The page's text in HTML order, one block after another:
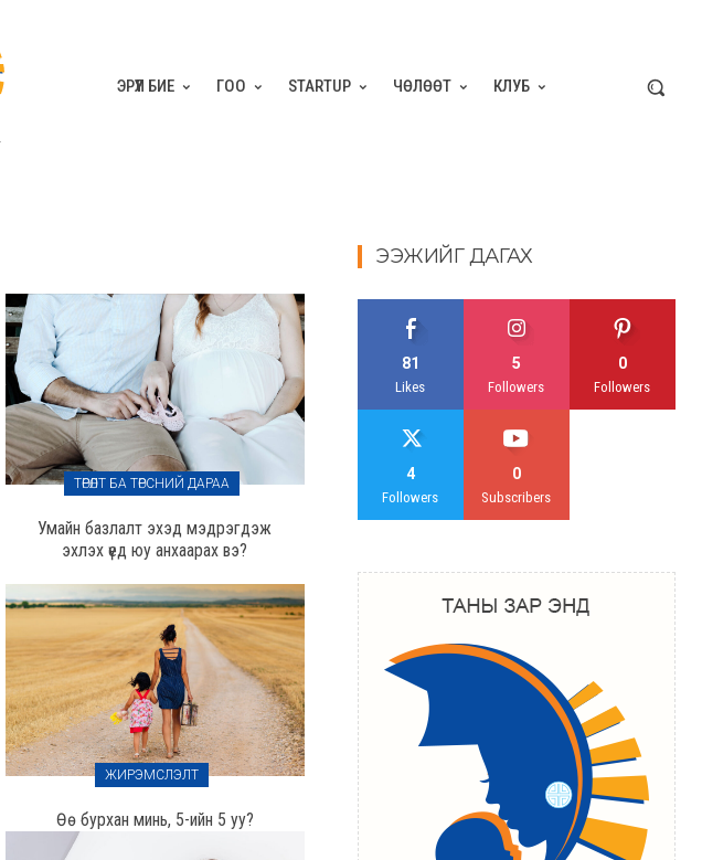
ЭРҮҮЛ БИЕ ГОО STARTUP ЧӨЛӨӨТ КЛУБ
ТӨРӨЛТ БА ТӨРСНИЙ ДАРАА
Умайн базлалт эхэд мэдрэгдэж
эхлэх үед юу анхаарах вэ?
ЖИРЭМСЛЭЛТ
Өө бурхан минь, 5-ийн 5 уу?
ЭЭЖИЙГ ДАГАХ
81
Likes
5
Followers
0
Followers
4
Followers
0
Subscribers